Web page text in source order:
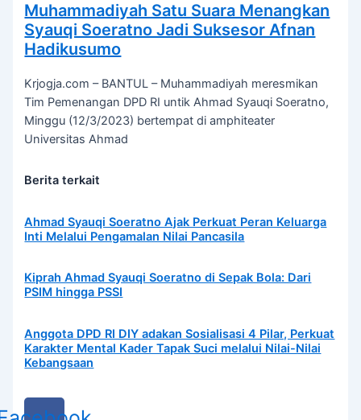
Muhammadiyah Satu Suara Menangkan
Syauqi Soeratno Jadi Suksesor Afnan
Hadikusumo
Krjogja.com – BANTUL – Muhammadiyah meresmikan
Tim Pemenangan DPD RI untik Ahmad Syauqi Soeratno,
Minggu (12/3/2023) bertempat di amphiteater
Universitas Ahmad
Berita terkait
Ahmad Syauqi Soeratno Ajak Perkuat Peran Keluarga
Inti Melalui Pengamalan Nilai Pancasila
Kiprah Ahmad Syauqi Soeratno di Sepak Bola: Dari
PSIM hingga PSSI
Anggota DPD RI DIY adakan Sosialisasi 4 Pilar, Perkuat
Karakter Mental Kader Tapak Suci melalui Nilai-Nilai
Kebangsaan